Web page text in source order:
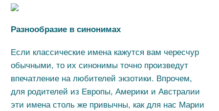
Разнообразие в синонимах
Если классические имена кажутся вам чересчур
обычными, то их синонимы точно произведут
впечатление на любителей экзотики. Впрочем,
для родителей из Европы, Америки и Австралии
эти имена столь же привычны, как для нас Марии